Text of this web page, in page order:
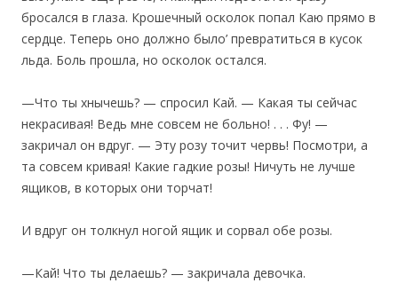
бросался в глаза. Крошечный осколок попал Каю прямо в
сердце. Теперь оно должно было’ превратиться в кусок
льда. Боль прошла, но осколок остался.
—Что ты хнычешь? — спросил Кай. — Какая ты сейчас
некрасивая! Ведь мне совсем не больно! . . . Фу! —
закричал он вдруг. — Эту розу точит червь! Посмотри, а
та совсем кривая! Какие гадкие розы! Ничуть не лучше
ящиков, в которых они торчат!
И вдруг он толкнул ногой ящик и сорвал обе розы.
—Кай! Что ты делаешь? — закричала девочка.